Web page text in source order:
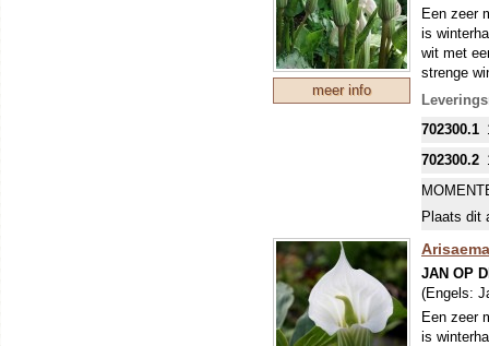
meer info
Een zeer
is
wit met
strenge
702300.1
702300.2
Plaats dit
JAN OP
(Engels:
Een zeer
is